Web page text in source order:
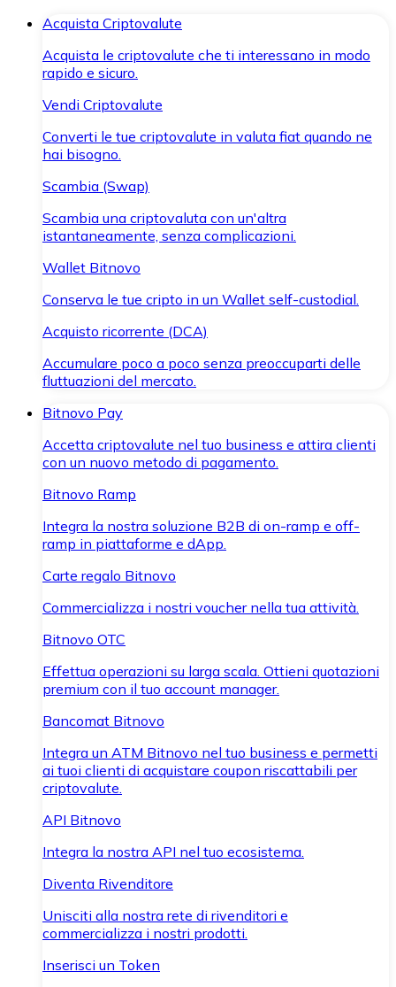
Acquista Criptovalute
Acquista le criptovalute che ti interessano in modo
rapido e sicuro.
Vendi Criptovalute
Converti le tue criptovalute in valuta fiat quando ne
hai bisogno.
Scambia (Swap)
Scambia una criptovaluta con un'altra
istantaneamente, senza complicazioni.
Wallet Bitnovo
Conserva le tue cripto in un Wallet self-custodial.
Acquisto ricorrente (DCA)
Accumulare poco a poco senza preoccuparti delle
fluttuazioni del mercato.
Bitnovo Pay
Accetta criptovalute nel tuo business e attira clienti
con un nuovo metodo di pagamento.
Bitnovo Ramp
Integra la nostra soluzione B2B di on-ramp e off-
ramp in piattaforme e dApp.
Carte regalo Bitnovo
Commercializza i nostri voucher nella tua attività.
Bitnovo OTC
Effettua operazioni su larga scala. Ottieni quotazioni
premium con il tuo account manager.
Bancomat Bitnovo
Integra un ATM Bitnovo nel tuo business e permetti
ai tuoi clienti di acquistare coupon riscattabili per
criptovalute.
API Bitnovo
Integra la nostra API nel tuo ecosistema.
Diventa Rivenditore
Unisciti alla nostra rete di rivenditori e
commercializza i nostri prodotti.
Inserisci un Token